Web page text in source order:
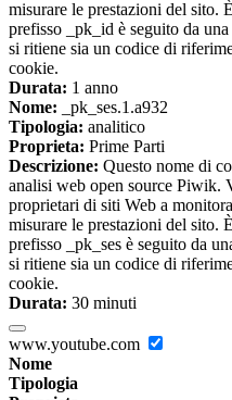
misurare le prestazioni del sito.
prefisso _pk_id è seguito da
si ritiene sia un codice di
cookie.
Durata: 1 anno
Nome: _pk_ses.1.a932
Tipologia: analitico
Proprieta: Prime Parti
Descrizione: Questo nome di
analisi web open source Piwik.
proprietari di siti Web a
misurare le prestazioni del sito.
prefisso _pk_ses è seguito da
si ritiene sia un codice di
cookie.
Durata: 30 minuti
www.youtube.com
Nome
Tipologia